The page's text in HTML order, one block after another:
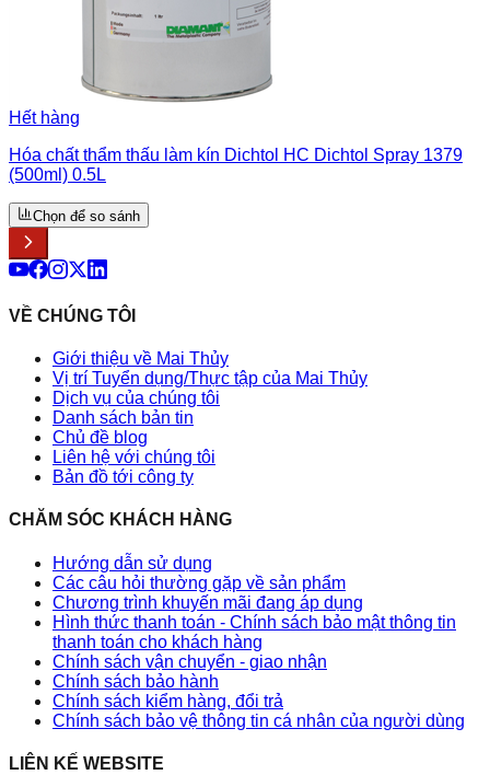
Hết hàng
Hóa chất thẩm thấu làm kín Dichtol HC Dichtol Spray 1379
(500ml) 0.5L
Chọn để so sánh
VỀ CHÚNG TÔI
Giới thiệu về Mai Thủy
Vị trí Tuyển dụng/Thực tập của Mai Thủy
Dịch vụ của chúng tôi
Danh sách bản tin
Chủ đề blog
Liên hệ với chúng tôi
Bản đồ tới công ty
CHĂM SÓC KHÁCH HÀNG
Hướng dẫn sử dụng
Các câu hỏi thường gặp về sản phẩm
Chương trình khuyến mãi đang áp dụng
Hình thức thanh toán - Chính sách bảo mật thông tin
thanh toán cho khách hàng
Chính sách vận chuyển - giao nhận
Chính sách bảo hành
Chính sách kiểm hàng, đổi trả
Chính sách bảo vệ thông tin cá nhân của người dùng
LIÊN KẾ WEBSITE